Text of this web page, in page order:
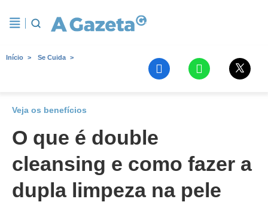
Início Se Cuida
Veja os benefícios
O que é double
cleansing e como fazer a
dupla limpeza na pele